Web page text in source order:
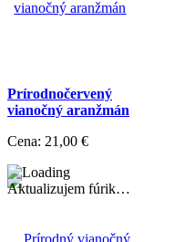
Prírodnočervený
vianočný aranžmán
Cena: 21,00 €
Aktualizujem fúrik…